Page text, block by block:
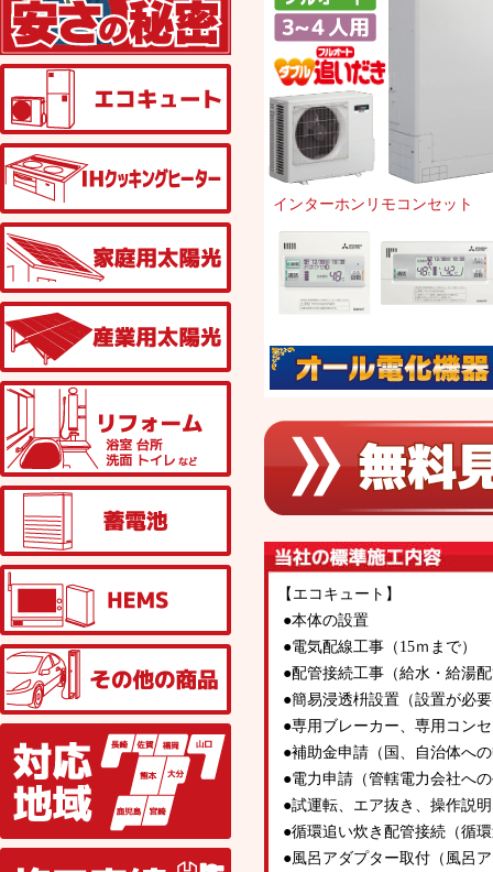
エコキュート
IHクッキングヒーター
家庭用太陽光発電
産業用太陽光発電
リフォーム
蓄電池
HEMS
その他の商品
対応地域
施工実績
インターホンリモコンセット
【エコキュート】
●本体の設置
●電気配線工事（15ｍまで）
●配管接続工事（給水・給湯
●簡易浸透枡設置（設置が必
●専用ブレーカー、専用コン
●補助金申請（国、自治体へ
●電力申請（管轄電力会社へ
●試運転、エア抜き、操作説明
●循環追い炊き配管接続（循
●風呂アダプター取付（風呂